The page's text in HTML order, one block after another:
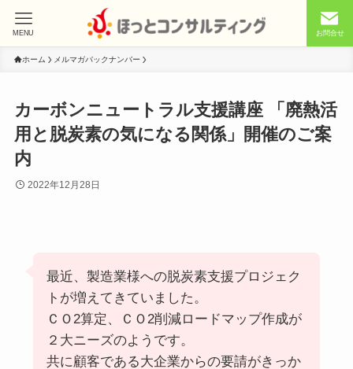
お問合せ
MENU
ホーム メルマガバックナンバー
カーボンニュートラル支援講座 「廃熱活
用と脱炭素の気になる関係」開催のご案
内
2022年12月28日
最近、製造業様への脱炭素支援プロジェク
トが増えてきていました。
ＣＯ2算定、ＣＯ2削減ロードマップ作成が
２大ニーズのようです。
共に顧客である大企業からの要請がきっか